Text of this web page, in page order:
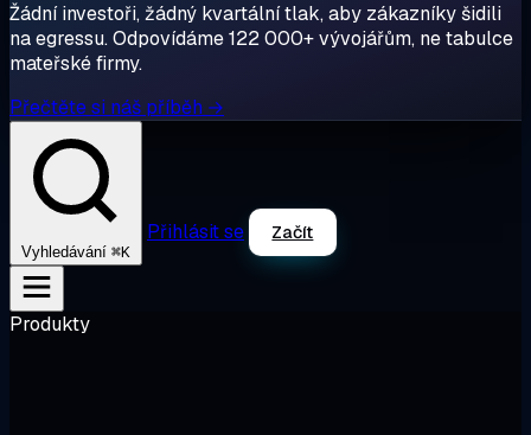
Žádní investoři, žádný kvartální tlak, aby zákazníky šidili
na egressu. Odpovídáme 122 000+ vývojářům, ne tabulce
mateřské firmy.
Přečtěte si náš příběh →
Vyhledávání ⌘K
Přihlásit se Začít
Produkty